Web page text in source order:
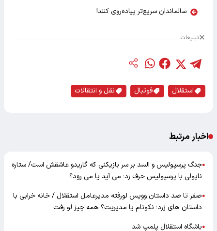
سالماندان سریع‌تر پیاده‌روی کنند!
تبلیغات
استقلال فوتبال نقل و انتقالات
اخبار مرتبط
●جنگ پرسپولیس و السد بر سر بازیکنی که گاریدو عاشقش است/ ستاره
ناپولی با پرسپولیس حرف زد؛ می آید یا می رود؟
●صفر تا صد داستان وویس لورفته مدیرعامل استقلال / خانه خرابی با
داستان های زرد؛ نکونام یا مدیریت؟ همه چیز لو رفت
●باشگاه استقلال پلمپ شد